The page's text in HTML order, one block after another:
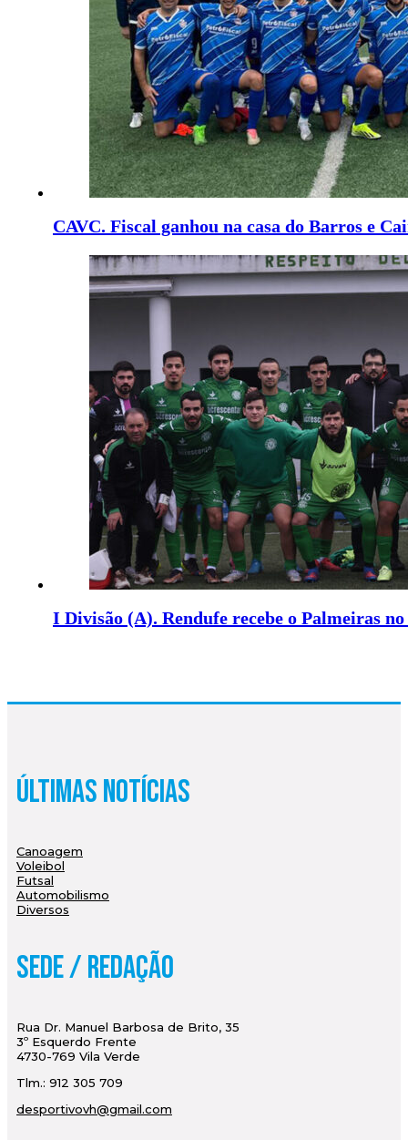
CAVC. Fiscal ganhou na casa do Barros e
I Divisão (A). Rendufe recebe o Palmeiras no
Últimas Notícias
Canoagem
Voleibol
Futsal
Automobilismo
Diversos
Sede / Redação
Rua Dr. Manuel Barbosa de Brito, 35
3º Esquerdo Frente
4730-769 Vila Verde
Tlm.: 912 305 709
desportivovh@gmail.com